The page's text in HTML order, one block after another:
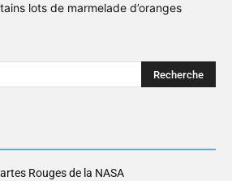
lots de marmelade d’oranges
Rouges de la NASA